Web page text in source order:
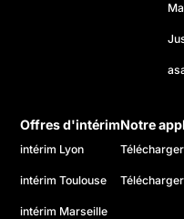
Offres d'intérim
intérim Lyon
intérim Toulouse
intérim Marseille
Notre